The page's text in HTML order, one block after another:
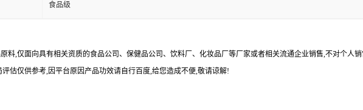
食品级
料,仅面向具有相关资质的食品公司、保健品公司、饮料厂、化妆品厂等厂家或者相关流通企业销售,不对个人
估仅供参考,因平台原因产品功效请自行百度,给您造成不便,敬请谅解!